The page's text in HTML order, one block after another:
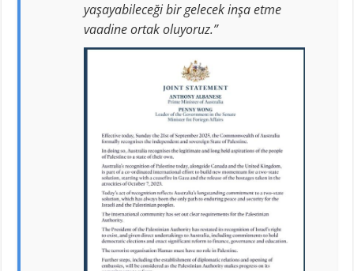
yaşayabileceği bir gelecek inşa etme
vaadine ortak oluyoruz.”